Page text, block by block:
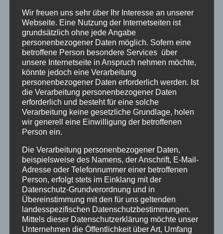
willkommen und fühlen sich schnell wohl bei
uns.
Der Link für den Zugang zur Zoom-Schalte bei
Valerie über selbsthilfe-
berlin@verschickungsheime.de
Zum Kalender hinzufügen
Wir freuen uns sehr über Ihr Interesse an unserer
Webseite. Eine Nutzung der Internetseiten ist
grundsätzlich ohne jede Angabe
personenbezogener Daten möglich. Sofern eine
betroffene Person besondere Services über
unsere Internetseite in Anspruch nehmen möchte,
könnte jedoch eine Verarbeitung
personenbezogener Daten erforderlich werden. Ist
die Verarbeitung personenbezogener Daten
erforderlich und besteht für eine solche
Verarbeitung keine gesetzliche Grundlage, holen
wir generell eine Einwilligung der betroffenen
Person ein.
Die Verarbeitung personenbezogener Daten,
beispielsweise des Namens, der Anschrift, E-Mail-
Adresse oder Telefonnummer einer betroffenen
Person, erfolgt stets im Einklang mit der
Datenschutz-Grundverordnung und in
Übereinstimmung mit den für uns geltenden
landesspezifischen Datenschutzbestimmungen.
Mittels dieser Datenschutzerklärung möchte unser
Unternehmen die Öffentlichkeit über Art, Umfang